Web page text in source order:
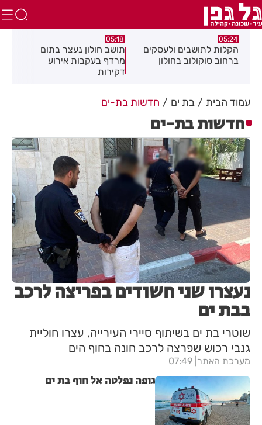
05:24
הקלות לתושבים ולעסקים
ברחוב סוקולוב בחולון
05:18
תושב חולון נעצר בתום
מרדף בעקבות אירוע
דקירות
עמוד הבית בת ים חדשות בת-ים
חדשות בת-ים
נעצרו שני חשודים בפריצה לרכב
בבת ים
שוטרי בת ים בשיתוף סיירי העירייה, עצרו חוליית
גנבי רכוש שפרצה לרכב חונה בחוף הים
מערכת האתר 07:49
גופה נפלטה אל חוף בת ים